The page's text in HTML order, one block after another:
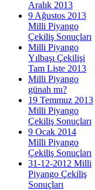
Aralık 2013
9 Ağustos 2013
Milli Piyango
Çekiliş Sonuçları
Milli Piyango
Yılbaşı Çekilişi
Tam Liste 2013
Milli Piyango
günah mı?
19 Temmuz 2013
Milli Piyango
Çekiliş Sonuçları
9 Ocak 2014
Milli Piyango
Çekiliş Sonuçları
31-12-2012 Milli
Piyango Çekiliş
Sonuçları